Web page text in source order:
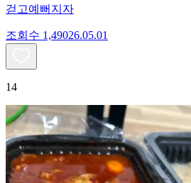
걷고예뻐지자
조회수 1,49026.05.01
14